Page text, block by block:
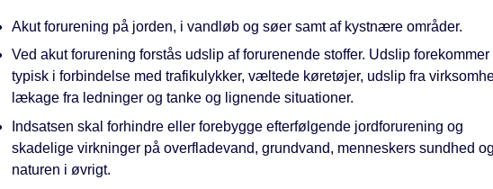
Akut forurening på jorden, i vandløb og søer samt af kystnære områder.
Ved akut forurening forstås udslip af forurenende stoffer. Udslip forekommer
typisk i forbindelse med trafikulykker, væltede køretøjer, udslip fra
lækage fra ledninger og tanke og lignende situationer.
Indsatsen skal forhindre eller forebygge efterfølgende jordforurening og
skadelige virkninger på overfladevand, grundvand, menneskers sundhed og
naturen i øvrigt.